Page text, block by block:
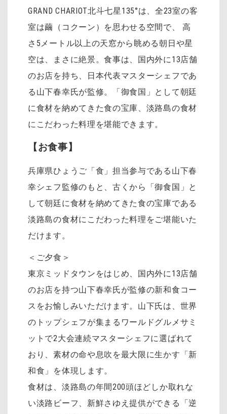
GRAND CHARIOT北斗七星135°は、全23室の客
室は繭（コクーン）を思わせる空間で、 高
さ5メートル以上の天窓から眺める朝日や星
空は、まさに絶景。食事は、国内外に13店舗
のお店を持ち、日本代表マスターシェフであ
る山下春幸氏が監修。「御食国」として朝廷
に食材を納めてきた食の宝庫、淡路島の食材
にこだわった料理を堪能できます。
【お食事】
兵庫県ひょうご「食」担当参与である山下春
幸シェフ監修のもと、古くから「御食国」と
して朝廷に食材を納めてきた食の宝庫である
淡路島の食材にこだわった料理をご堪能いた
だけます。
＜ご夕食＞
東京ミッドタウンをはじめ、国内外に13店舗
のお店を持つ山下春幸氏が監修の新和食コー
スをお愉しみいただけます。山下氏は、世界
のトップシェフが集まるワールドグルメサミ
ットで2大会連続マスターシェフに選ばれて
おり、素材の命や息吹を最大限に生かす「新
和食」を体現します。
食材は、淡路島の年間200頭ほどしか取れな
い淡路ビーフ、新鮮さゆえ提供ができる「逆